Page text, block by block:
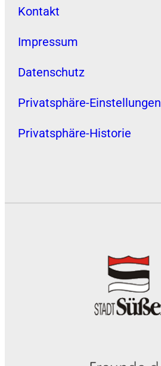
Kontakt
Impressum
Datenschutz
Privatsphäre-Einstellungen
Privatsphäre-Historie